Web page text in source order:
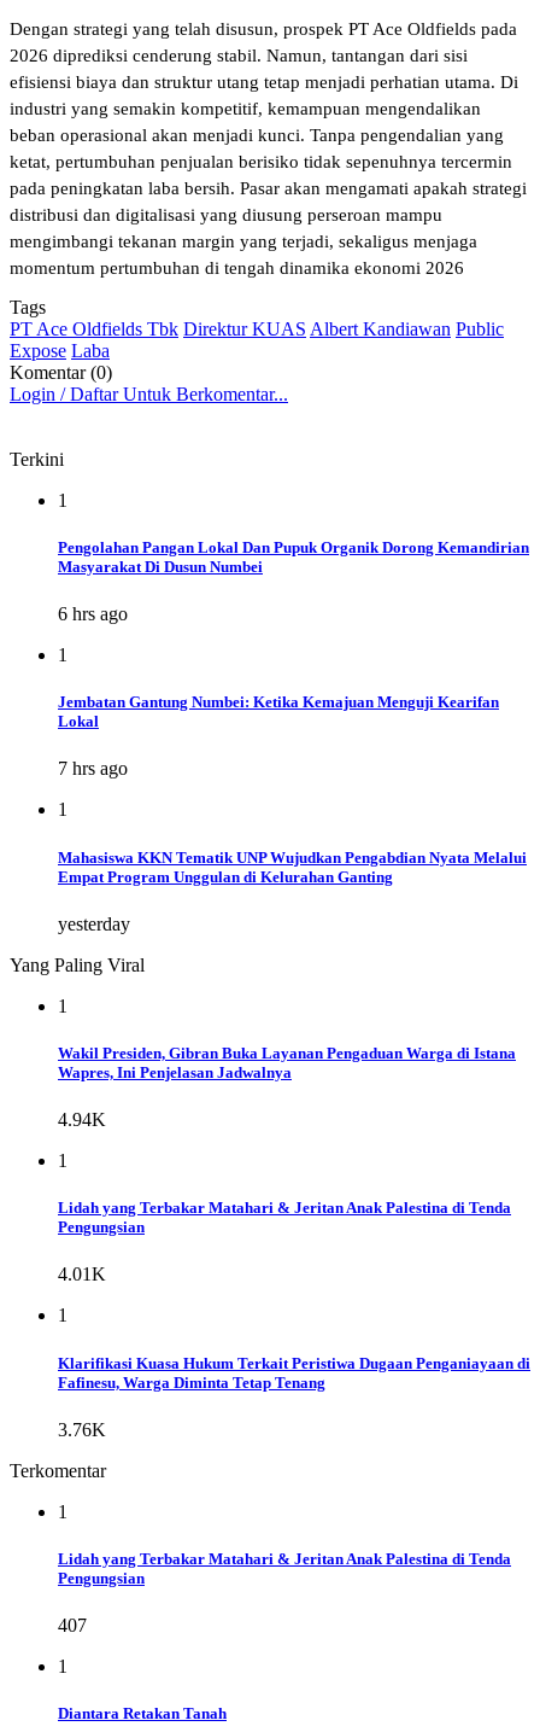
Dengan strategi yang telah disusun, prospek PT Ace Oldfields pada
2026 diprediksi cenderung stabil. Namun, tantangan dari sisi
efisiensi biaya dan struktur utang tetap menjadi perhatian utama. Di
industri yang semakin kompetitif, kemampuan mengendalikan
beban operasional akan menjadi kunci. Tanpa pengendalian yang
ketat, pertumbuhan penjualan berisiko tidak sepenuhnya tercermin
pada peningkatan laba bersih. Pasar akan mengamati apakah strategi
distribusi dan digitalisasi yang diusung perseroan mampu
mengimbangi tekanan margin yang terjadi, sekaligus menjaga
momentum pertumbuhan di tengah dinamika ekonomi 2026
Tags
PT Ace Oldfields Tbk Direktur KUAS Albert Kandiawan Public
Expose Laba
Komentar (0)
Login / Daftar Untuk Berkomentar...
Terkini
1
Pengolahan Pangan Lokal Dan Pupuk Organik Dorong Kemandirian
Masyarakat Di Dusun Numbei
6 hrs ago
1
Jembatan Gantung Numbei: Ketika Kemajuan Menguji Kearifan
Lokal
7 hrs ago
1
Mahasiswa KKN Tematik UNP Wujudkan Pengabdian Nyata Melalui
Empat Program Unggulan di Kelurahan Ganting
yesterday
Yang Paling Viral
1
Wakil Presiden, Gibran Buka Layanan Pengaduan Warga di Istana
Wapres, Ini Penjelasan Jadwalnya
4.94K
1
Lidah yang Terbakar Matahari & Jeritan Anak Palestina di Tenda
Pengungsian
4.01K
1
Klarifikasi Kuasa Hukum Terkait Peristiwa Dugaan Penganiayaan di
Fafinesu, Warga Diminta Tetap Tenang
3.76K
Terkomentar
1
Lidah yang Terbakar Matahari & Jeritan Anak Palestina di Tenda
Pengungsian
407
1
Diantara Retakan Tanah